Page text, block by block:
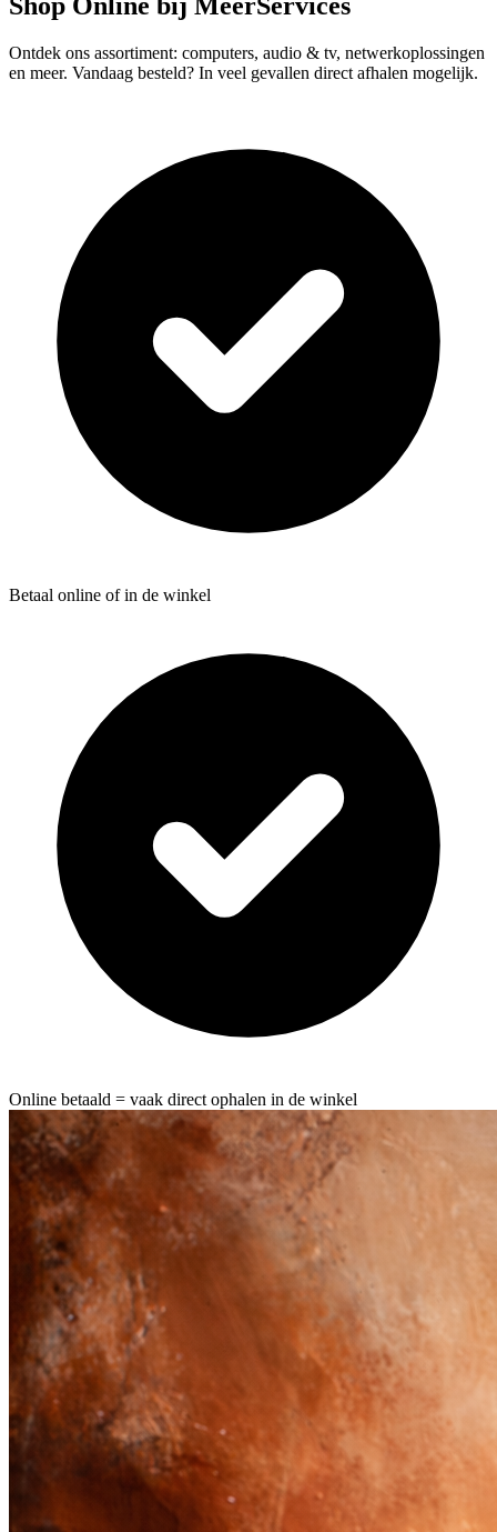
Shop Online bij MeerServices
Ontdek ons assortiment: computers, audio & tv, netwerkoplossingen
en meer. Vandaag besteld? In veel gevallen direct afhalen mogelijk.
Betaal online of in de winkel
Online betaald = vaak direct ophalen in de winkel